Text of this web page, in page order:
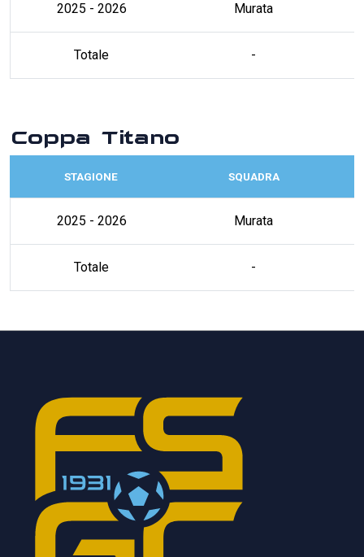
2025 - 2026 Murata
Totale -
Coppa Titano
STAGIONE SQUADRA
2025 - 2026 Murata
Totale -